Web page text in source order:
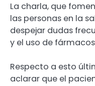
La charla, que
las personas en la
despejar dudas
y el uso de
Respecto a esto
aclarar que el